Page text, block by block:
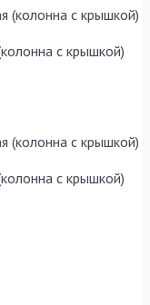
с крышкой)
с крышкой)